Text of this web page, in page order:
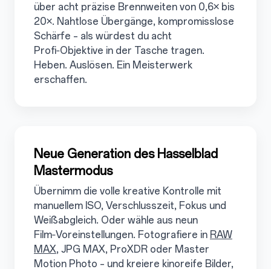
über acht präzise Brennweiten von 0,6× bis
20×. Nahtlose Übergänge, kompromisslose
Schärfe – als würdest du acht
Profi‑Objektive in der Tasche tragen.
Heben. Auslösen. Ein Meisterwerk
erschaffen.
3.3
Neue Generation des Hasselblad
Mastermodus
Übernimm die volle kreative Kontrolle mit
manuellem ISO, Verschlusszeit, Fokus und
Weißabgleich. Oder wähle aus neun
Film‑Voreinstellungen. Fotografiere in RAW
MAX, JPG MAX, ProXDR oder Master
Motion Photo – und kreiere kinoreife Bilder,